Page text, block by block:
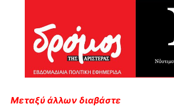
Μεταξύ άλλων διαβάστε